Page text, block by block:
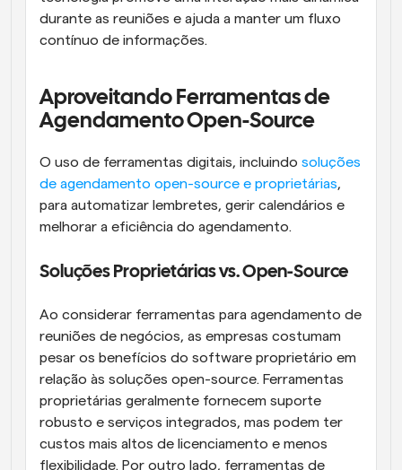
durante as reuniões e ajuda a manter um fluxo
contínuo de informações.
Aproveitando Ferramentas de
Agendamento Open-Source
O uso de ferramentas digitais, incluindo soluções
de agendamento open-source e proprietárias,
para automatizar lembretes, gerir calendários e
melhorar a eficiência do agendamento.
Soluções Proprietárias vs. Open-Source
Ao considerar ferramentas para agendamento de
reuniões de negócios, as empresas costumam
pesar os benefícios do software proprietário em
relação às soluções open-source. Ferramentas
proprietárias geralmente fornecem suporte
robusto e serviços integrados, mas podem ter
custos mais altos de licenciamento e menos
flexibilidade. Por outro lado, ferramentas de